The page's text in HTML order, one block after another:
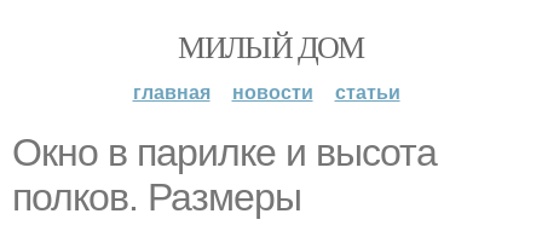
МИЛЫЙ ДОМ
главная новости статьи
Окно в парилке и высота
полков. Размеры